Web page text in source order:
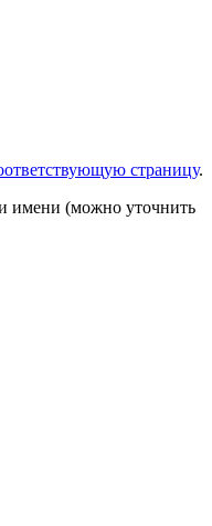
страницу.
имени (можно уточнить